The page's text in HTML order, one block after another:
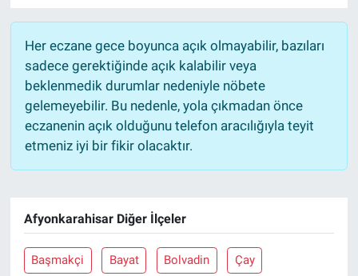
Her eczane gece boyunca açık olmayabilir, bazıları
sadece gerektiğinde açık kalabilir veya
beklenmedik durumlar nedeniyle nöbete
gelemeyebilir. Bu nedenle, yola çıkmadan önce
eczanenin açık olduğunu telefon aracılığıyla teyit
etmeniz iyi bir fikir olacaktır.
Afyonkarahisar Diğer İlçeler
Başmakçi Bayat Bolvadin Çay